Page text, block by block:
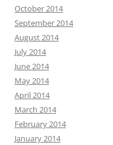
October 2014
September 2014
August 2014
July 2014
June 2014
May 2014
April 2014
March 2014
February 2014
January 2014